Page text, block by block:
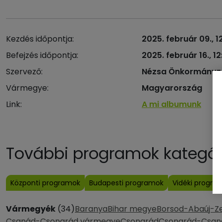
Kezdés időpontja:
2025. február 09.,
Befejzés időpontja:
2025. február 16.,
Szervező:
Nézsa
Vármegye:
Magyarország
Link:
A mi albumunk
További programok
Központi programok Budapesti programok Vidéki
Vármegyék (34)BaranyaBihar megyeBorsod-Abaúj-